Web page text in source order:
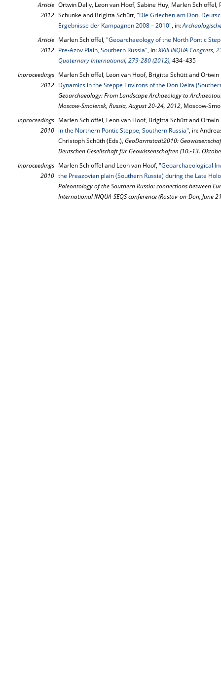
Article
2012
Ortwin Dally, Leon van Hoof, Sabine Huy, Marlen Schlöffel,
Schunke and Brigitta Schütt, "Die Griechen am Don.
Ergebnisse der Kampagnen 2008 – 2010", in:
Article
2012
Marlen Schlöffel, "Geoarchaeology of the North Pontic
Pre-Azov Plain, Southern Russia", in:XVIII INQUA Congress,
Quaternary International, 279-280 (2012), 434–435
Inproceedings
2012
Marlen Schlöffel, Leon van Hoof, Brigitta Schütt and
Dynamics in the Steppe Environs of the Don Delta
Geoarchaeology: From Landscape Archaeology to
Moscow-Smolensk, Russia, August 20-24, 2012, Moscow-
Inproceedings
2010
Marlen Schlöffel, Leon van Hoof, Brigitta Schütt and
in the Northern Pontic Steppe, Southern Russia", in:
Christoph Schüth (Eds.), GeoDarmstadt2010:
Deutschen Gesellschaft für Geowissenschaften (10.-13.
Inproceedings
2010
Marlen Schlöffel and Leon van Hoof, "Geoarchaeological
the Preazovian plain (Southern Russia) during the Late
Paleontology of the Southern Russia: connections between
International INQUA-SEQS conference (Rostov-on-Don, June